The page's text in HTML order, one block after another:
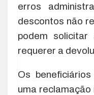
erros
descontos não
podem
requerer a
Os
uma reclamação